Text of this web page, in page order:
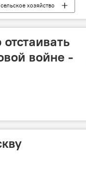
сельское хозяйство
войне -